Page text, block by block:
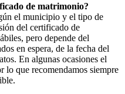
de matrimonio?
el municipio y el tipo de
del certificado de
pero depende del
en espera, de la fecha del
En algunas ocasiones el
lo que recomendamos siempre